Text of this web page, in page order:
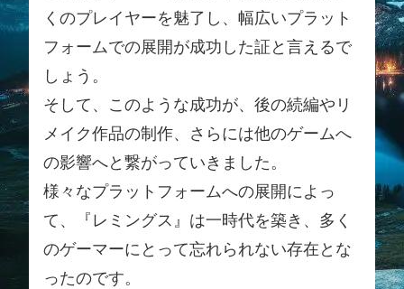
くのプレイヤーを魅了し、幅広いプラット
フォームでの展開が成功した証と言えるで
しょう。
そして、このような成功が、後の続編やリ
メイク作品の制作、さらには他のゲームへ
の影響へと繋がっていきました。
様々なプラットフォームへの展開によっ
て、『レミングス』は一時代を築き、多く
のゲーマーにとって忘れられない存在とな
ったのです。